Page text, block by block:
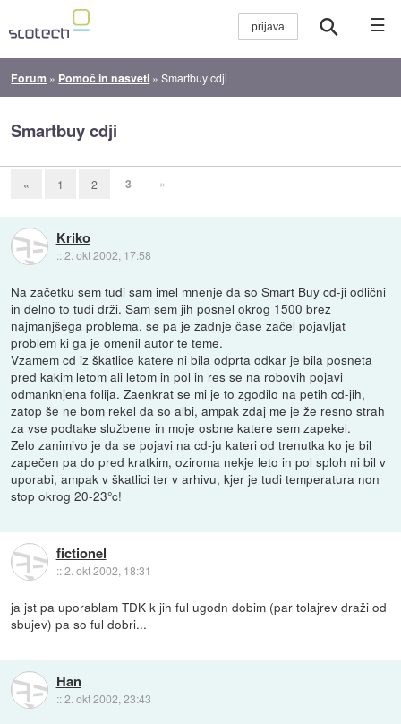
☰
Forum » Pomoč in nasveti »Smartbuy cdji
Smartbuy cdji
« 1 2 3 »
Kriko
::2. okt 2002, 17:58
Na začetku sem tudi sam imel mnenje da so Smart Buy cd-ji odlični
in delno to tudi drži. Sam sem jih posnel okrog 1500 brez
najmanjšega problema, se pa je zadnje čase začel pojavljat
problem ki ga je omenil autor te teme.
Vzamem cd iz škatlice katere ni bila odprta odkar je bila posneta
pred kakim letom ali letom in pol in res se na robovih pojavi
odmanknjena folija. Zaenkrat se mi je to zgodilo na petih cd-jih,
zatop še ne bom rekel da so albi, ampak zdaj me je že resno strah
za vse podtake službene in moje osbne katere sem zapekel.
Zelo zanimivo je da se pojavi na cd-ju kateri od trenutka ko je bil
zapečen pa do pred kratkim, oziroma nekje leto in pol sploh ni bil v
uporabi, ampak v škatlici ter v arhivu, kjer je tudi temperatura non
stop okrog 20-23°c!
fictionel
::2. okt 2002, 18:31
ja jst pa uporablam TDK k jih ful ugodn dobim (par tolajrev draži od
sbujev) pa so ful dobri...
Han
::2. okt 2002, 23:43